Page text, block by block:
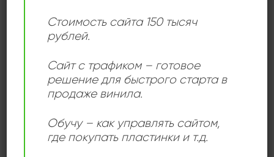
ДЕТАЛИ
Мелодия
ИСПОЛНИТЕЛЬ Gioacchino Rossini
Стоимость сайта 150 тысяч
рублей.
Сайт с трафиком – готовое
решение для быстрого старта в
продаже винила.
Обучу – как управлять сайтом,
где покупать пластинки и т.д.